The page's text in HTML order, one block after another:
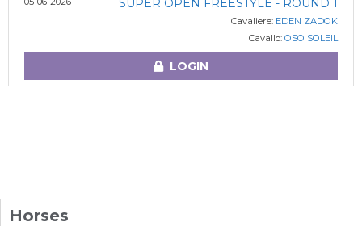
SUPER OPEN FREESTYLE - ROUND 1
Cavaliere: EDEN ZADOK
Cavallo: OSO SOLEIL
LOGIN
Horses